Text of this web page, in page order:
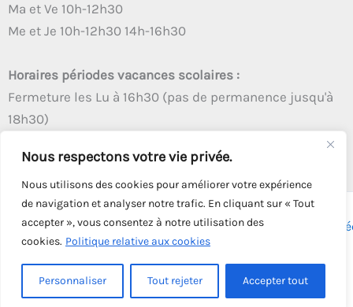
Nous respectons votre vie privée.
Nous utilisons des cookies pour améliorer votre expérience
de navigation et analyser notre trafic. En cliquant sur « Tout
accepter », vous consentez à notre utilisation des
cookies. Politique relative aux cookies
Personnaliser Tout rejeter Accepter tout
Ma et Ve 10h-12h30
Me et Je 10h-12h30 14h-16h30
Horaires périodes vacances scolaires :
Fermeture les Lu à 16h30 (pas de permanence jusqu'à
18h30)
Copyright © 2026 - Tous droits réservés - | Webmaster
Solution